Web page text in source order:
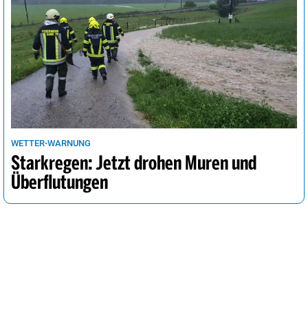
WETTER-WARNUNG
Starkregen: Jetzt drohen Muren und
Überflutungen